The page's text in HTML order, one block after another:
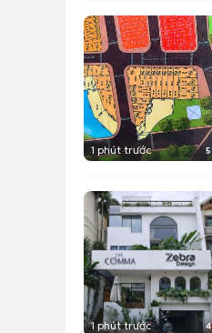
1 phút trước 5
1 phút trước 4